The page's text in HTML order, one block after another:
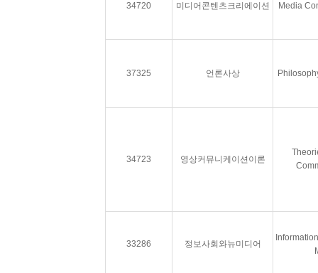
34720 미디어콘텐츠크리에이션 Media
37325 언론사상
34723 영상커뮤니케이션이론
33286 정보사회와뉴미디어